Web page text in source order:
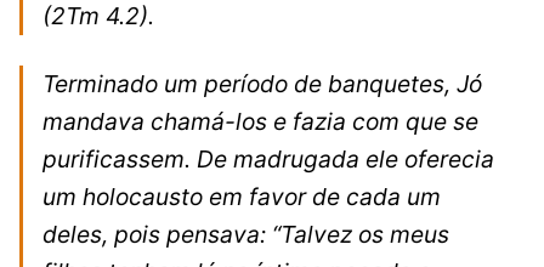
(2Tm 4.2).
Terminado um período de banquetes, Jó
mandava chamá-los e fazia com que se
purificassem. De madrugada ele oferecia
um holocausto em favor de cada um
deles, pois pensava: “Talvez os meus